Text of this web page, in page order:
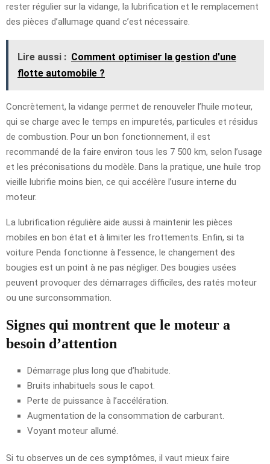
rester régulier sur la vidange, la lubrification et le remplacement
des pièces d’allumage quand c’est nécessaire.
Lire aussi : Comment optimiser la gestion d'une
flotte automobile ?
Concrètement, la vidange permet de renouveler l’huile moteur,
qui se charge avec le temps en impuretés, particules et résidus
de combustion. Pour un bon fonctionnement, il est
recommandé de la faire environ tous les 7 500 km, selon l’usage
et les préconisations du modèle. Dans la pratique, une huile trop
vieille lubrifie moins bien, ce qui accélère l’usure interne du
moteur.
La lubrification régulière aide aussi à maintenir les pièces
mobiles en bon état et à limiter les frottements. Enfin, si ta
voiture Penda fonctionne à l’essence, le changement des
bougies est un point à ne pas négliger. Des bougies usées
peuvent provoquer des démarrages difficiles, des ratés moteur
ou une surconsommation.
Signes qui montrent que le moteur a
besoin d’attention
Démarrage plus long que d’habitude.
Bruits inhabituels sous le capot.
Perte de puissance à l’accélération.
Augmentation de la consommation de carburant.
Voyant moteur allumé.
Si tu observes un de ces symptômes, il vaut mieux faire